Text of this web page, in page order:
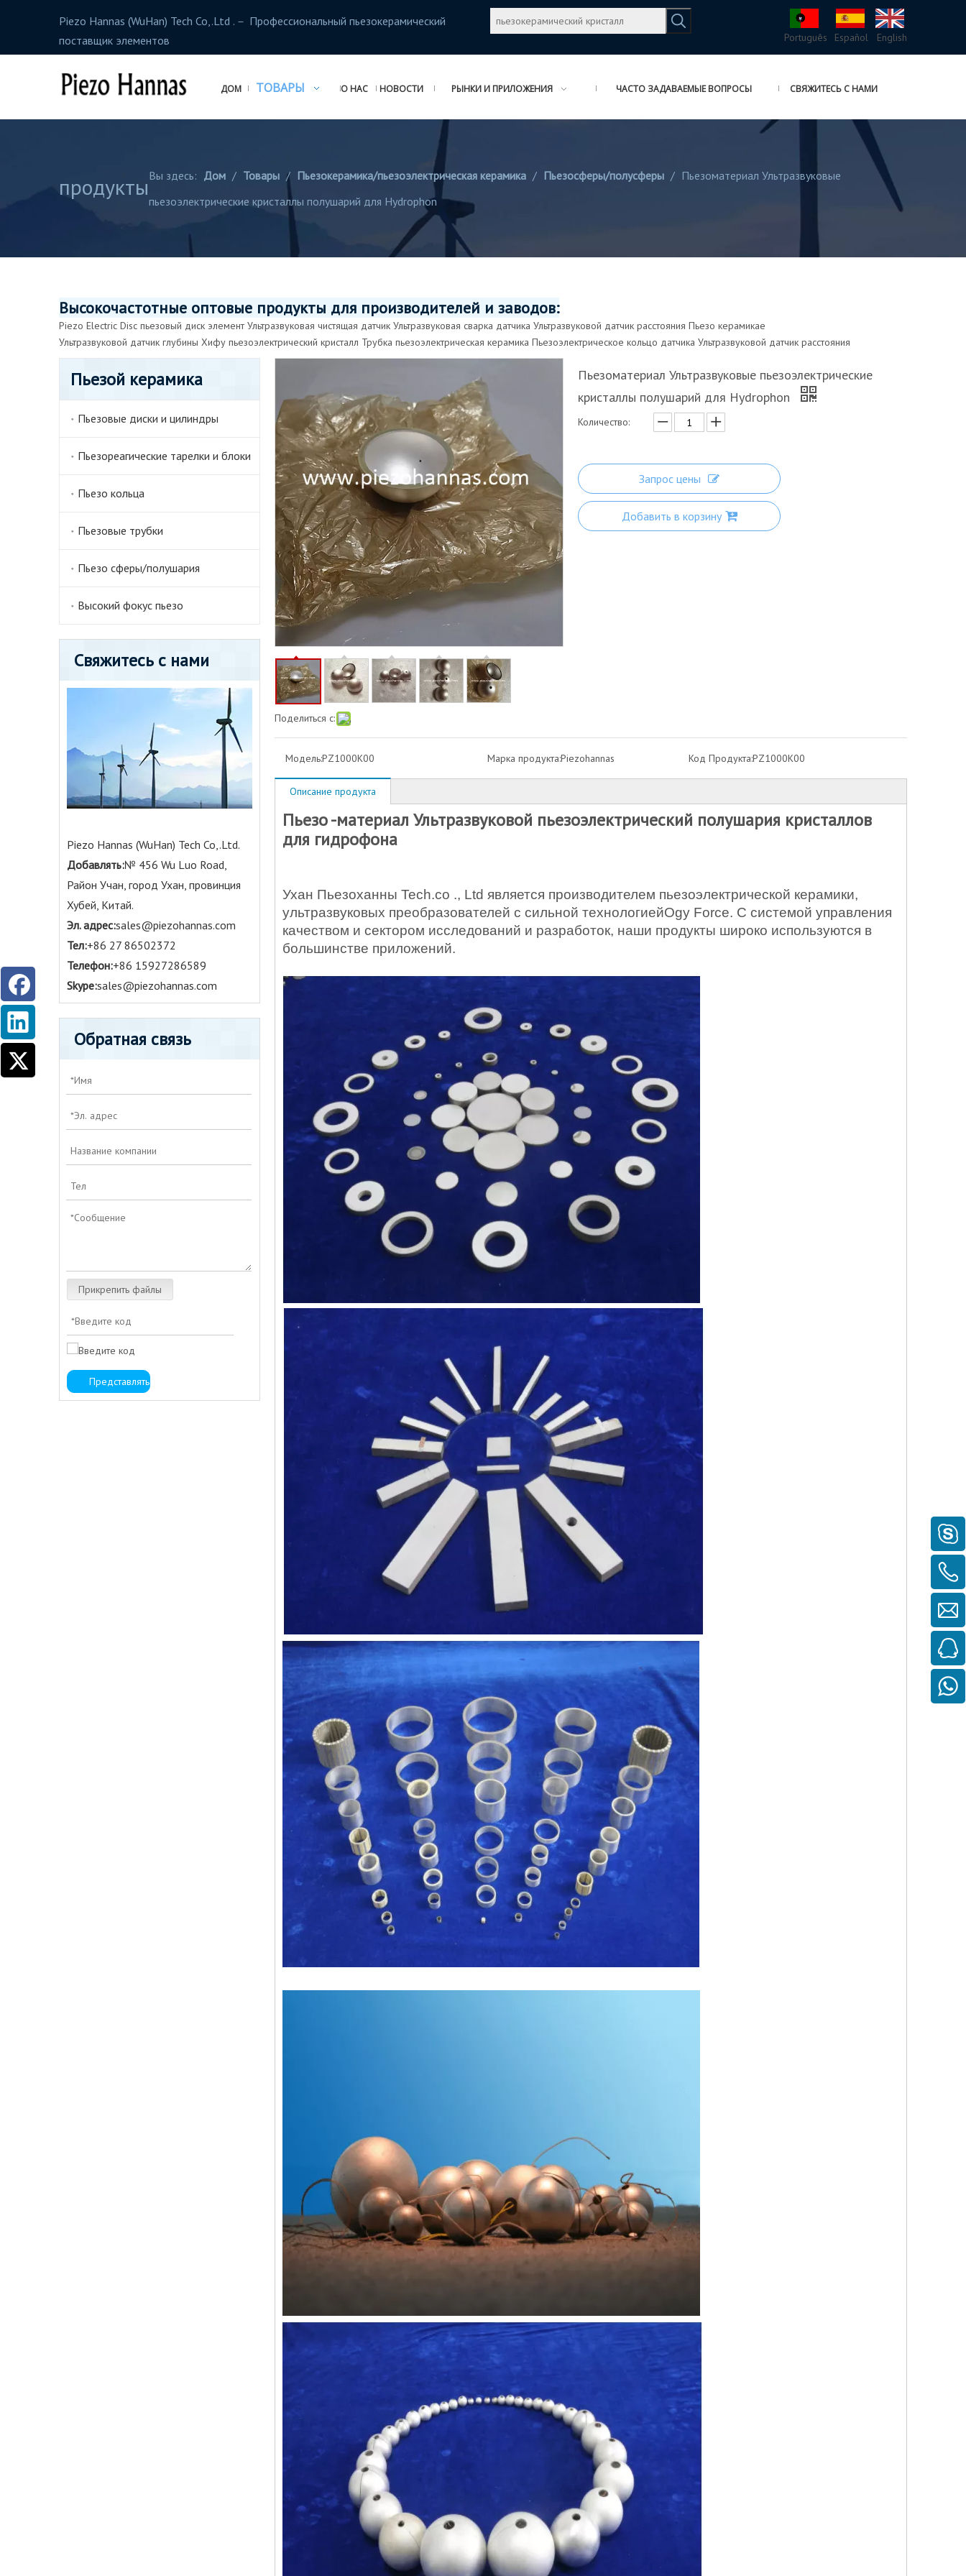
Piezo Hannas (WuHan) Tech Co,.Ltd .－ Профессиональный пьезокерамический
поставщик элементов
Português Español English
ДОМ ТОВАРЫ О НАС НОВОСТИ РЫНКИ И ПРИЛОЖЕНИЯ ЧАСТО ЗАДАВАЕМЫЕ ВОПРОСЫ СВЯЖИТЕСЬ С НАМИ
продуктыВы здесь: Дом / Товары / Пьезокерамика/пьезоэлектрическая керамика / Пьезосферы/полусферы / Пьезоматериал Ультразвуковые
пьезоэлектрические кристаллы полушарий для Hydrophon
Высокочастотные оптовые продукты для производителей и заводов:
Piezo Electric Disc пьезовый диск элемент Ультразвуковая чистящая датчик Ультразвуковая сварка датчика Ультразвуковой датчик расстояния Пьезо керамикаe
Ультразвуковой датчик глубины Хифу пьезоэлектрический кристалл Трубка пьезоэлектрическая керамика Пьезоэлектрическое кольцо датчика Ультразвуковой датчик расстояния
Пьезой керамика
Пьезовые диски и цилиндры
Пьезореагические тарелки и блоки
Пьезо кольца
Пьезовые трубки
Пьезо сферы/полушария
Высокий фокус пьезо
Свяжитесь с нами
Piezo Hannas (WuHan) Tech Co,.Ltd.
Добавлять:№ 456 Wu Luo Road,
Район Учан, город Ухан, провинция
Хубей, Китай.
Эл. адрес:sales@piezohannas.com
Тел:+86 27 86502372
Телефон:+86 15927286589
Skype:sales@piezohannas.com
Обратная связь
Прикрепить файлы
Представлять на рассмотрение
Поделиться с:
Пьезоматериал Ультразвуковые пьезоэлектрические
кристаллы полушарий для Hydrophon
Количество:
Запрос цены
Добавить в корзину
Модель:PZ1000K00 Марка продукта:Piezohannas Код Продукта:PZ1000K00
Описание продукта
Пьезо -материал Ультразвуковой пьезоэлектрический полушария кристаллов
для гидрофона
Ухан Пьезоханны Tech.co ., Ltd является производителем пьезоэлектрической керамики,
ультразвуковых преобразователей с сильной технологиейOgy Force. С системой управления
качеством и сектором исследований и разработок, наши продукты широко используются в
большинстве приложений.